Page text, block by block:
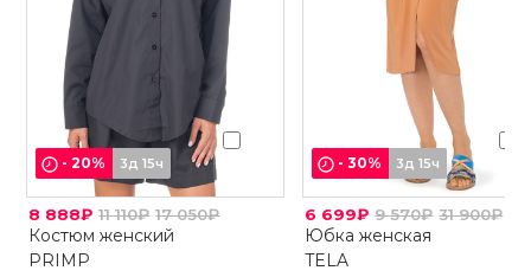
-20% 3д 15ч
8 888₽ 11 110₽ 17 050₽
Костюм женский
PRIMP
-30% 3д 15ч
6 699₽ 9 570₽ 31 900₽
Юбка женская
TELA